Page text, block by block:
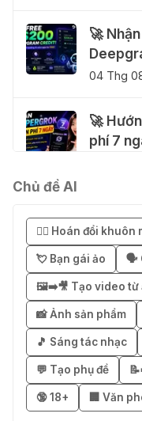
🚀
04 Thg
🚀
phí 7
03 Thg
🎁 Mẹo
miễn
02 Thg
֎ Cách
miễn
Chủ đề AI
😶‍🌫️ Hoán đổi khuôn
💘 Bạn gái ảo 🗣️
🖼️➡️🎥 Tạo video từ
📸 Ảnh sản phẩm
🎵 Sáng tác nhạc
💬 Tạo phụ đề
🔞 18+ 🏢 Văn